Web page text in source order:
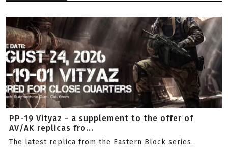
PP-19 Vityaz - a supplement to the offer of
AV/AK replicas fro...
The latest replica from the Eastern Block series.